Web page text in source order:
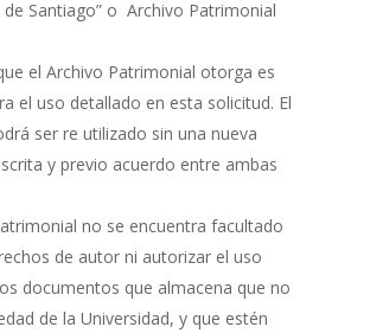
de Santiago” o Archivo Patrimonial
el Archivo Patrimonial otorga es
el uso detallado en esta solicitud. El
ser re utilizado sin una nueva
y previo acuerdo entre ambas
no se encuentra facultado
de autor ni autorizar el uso
documentos que almacena que no
de la Universidad, y que estén